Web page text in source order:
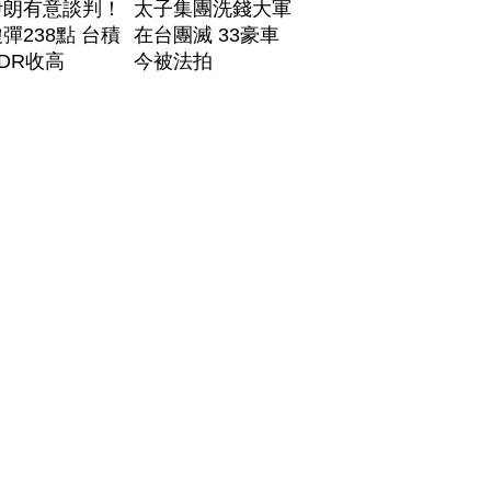
有意談判！
238點 台積
收高
太子集團洗錢大軍
在台團滅 33豪車
今被法拍